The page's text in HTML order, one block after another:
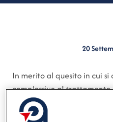
20
In merito al quesito in cui si
complessivo al trattamento
previsto dall’art. 23, comma
debba includere il fondo